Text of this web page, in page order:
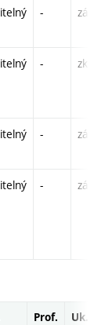
- zá,zk
- zk
- zá
- zá
Prof. Uk.